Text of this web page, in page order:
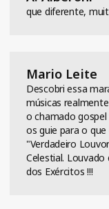
que diferente,
Mario Leite
Descobri essa
músicas
o chamado
os guie para o que
"Verdadeiro
Celestial.
dos Exércitos !!!